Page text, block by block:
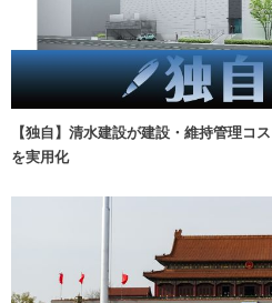
【独自】清水建設が建設・維持管理コ
を実用化